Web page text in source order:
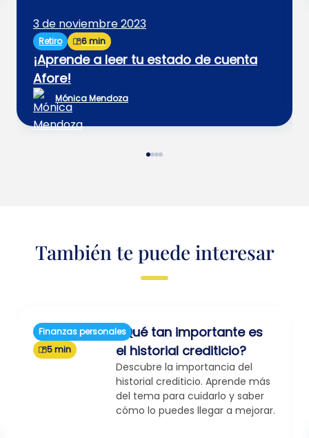
3 de noviembre 2023
Retiro 6 min
¡Aprende a leer tu estado de cuenta
Afore!
Mónica Mendoza
También te puede interesar
Finanzas personales
5 min
¿Qué tan importante es
el historial crediticio?
Descubre la importancia del
historial crediticio. Aprende más
del tema para cuidarlo y saber
cómo lo puedes llegar a mejorar.